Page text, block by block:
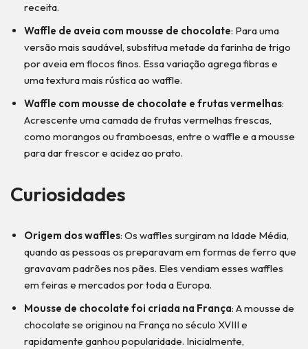
receita.
Waffle de aveia com mousse de chocolate: Para uma
versão mais saudável, substitua metade da farinha de trigo
por aveia em flocos finos. Essa variação agrega fibras e
uma textura mais rústica ao waffle.
Waffle com mousse de chocolate e frutas vermelhas:
Acrescente uma camada de frutas vermelhas frescas,
como morangos ou framboesas, entre o waffle e a mousse
para dar frescor e acidez ao prato.
Curiosidades
Origem dos waffles: Os waffles surgiram na Idade Média,
quando as pessoas os preparavam em formas de ferro que
gravavam padrões nos pães. Eles vendiam esses waffles
em feiras e mercados por toda a Europa.
Mousse de chocolate foi criada na França: A mousse de
chocolate se originou na França no século XVIII e
rapidamente ganhou popularidade. Inicialmente,